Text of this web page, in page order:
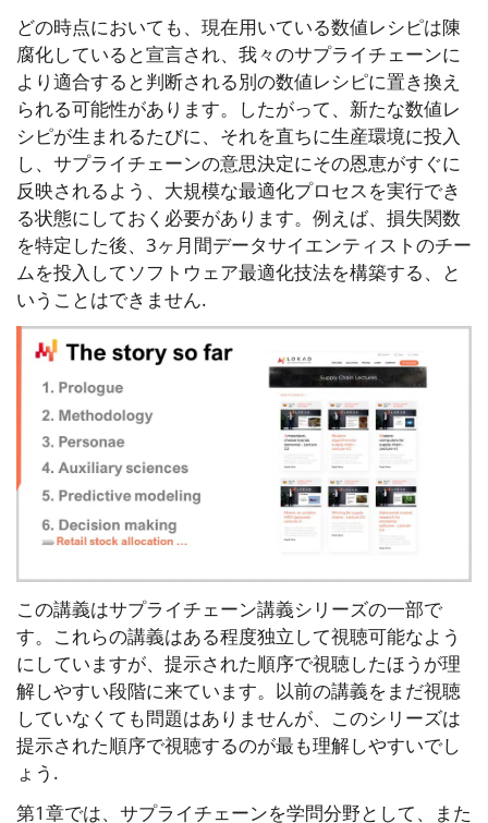
どの時点においても、現在用いている数値レシピは陳
腐化していると宣言され、我々のサプライチェーンに
より適合すると判断される別の数値レシピに置き換え
られる可能性があります。したがって、新たな数値レ
シピが生まれるたびに、それを直ちに生産環境に投入
し、サプライチェーンの意思決定にその恩恵がすぐに
反映されるよう、大規模な最適化プロセスを実行でき
る状態にしておく必要があります。例えば、損失関数
を特定した後、3ヶ月間データサイエンティストのチー
ムを投入してソフトウェア最適化技法を構築する、と
いうことはできません.
この講義はサプライチェーン講義シリーズの一部で
す。これらの講義はある程度独立して視聴可能なよう
にしていますが、提示された順序で視聴したほうが理
解しやすい段階に来ています。以前の講義をまだ視聴
していなくても問題はありませんが、このシリーズは
提示された順序で視聴するのが最も理解しやすいでし
ょう.
第1章では、サプライチェーンを学問分野として、また